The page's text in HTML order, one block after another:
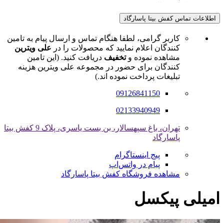
اطلاعات تماس کفش بیتا پاسارگاد
کاربر گرامی، لطفا هنگام تماس و ارسال پیام به تامین
کنندگان اعلام نمایید که محصولات را در علی ویترین
مشاهده نموده وتخفیف دریافت کنید. (این تامین
کنندگان برای حضور در مجموعه علی ویترین هزینه
تبلیغات پرداخت نموده اند.)
09126841150
02133940949
تهران، باغ سپهسالار، بن بست یاسری، پلاک 9 کفش بیتا
پاسارگاد
پیج اینستاگرام
پیام در واتس‌اپ
مشاهده فروشگاه کفش بیتا پاسارگاد
امیلی پیکسل